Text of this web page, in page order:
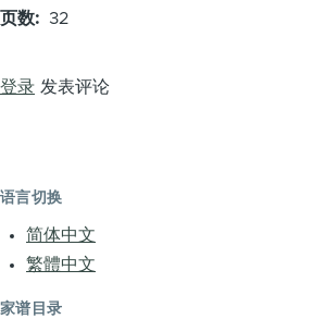
页数 32
登录 发表评论
语言切换
简体中文
繁體中文
家谱目录